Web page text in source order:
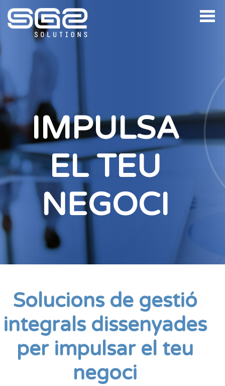
IMPULSA
EL TEU
NEGOCI
Solucions de gestió
integrals dissenyades
per impulsar el teu
negoci